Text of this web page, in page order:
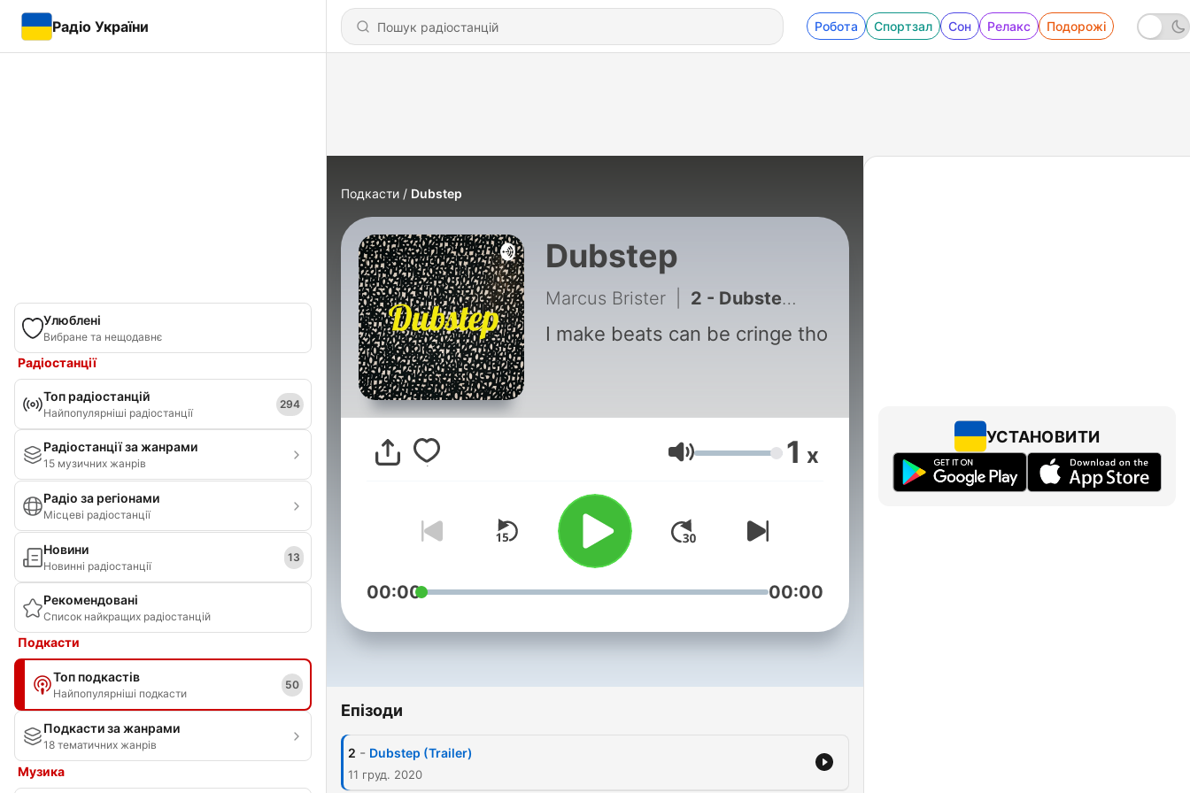
Радіо України Робота Спортзал Сон Релакс Подорожі
Улюблені
Вибране та нещодавнє
Радіостанції
Топ радіостанцій
Найпопулярніші радіостанції
294
Радіостанції за жанрами
15 музичних жанрів
Радіо за регіонами
Місцеві радіостанції
Новини
Новинні радіостанції
13
Рекомендовані
Список найкращих радіостанцій
Подкасти
Топ подкастів
Найпопулярніші подкасти
50
Подкасти за жанрами
18 тематичних жанрів
Музика
Подкасти Dubstep
Dubstep
Marcus Brister 2 - Dubstep (Trailer)
I make beats can be cringe tho
Гучність 1 x
00:00 00:00
Епізоди
2 - Dubstep (Trailer)
11 груд. 2020
УСТАНОВИТИ